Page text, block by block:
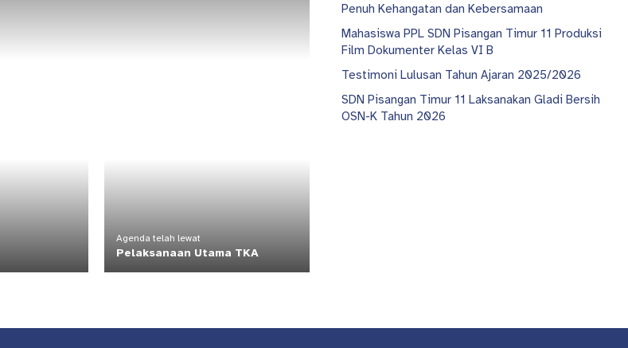
Agenda telah lewat
Pelaksanaan Utama TKA
Penuh Kehangatan dan Kebersamaan
Mahasiswa PPL SDN Pisangan Timur 11 Produksi
Film Dokumenter Kelas VI B
Testimoni Lulusan Tahun Ajaran 2025/2026
SDN Pisangan Timur 11 Laksanakan Gladi Bersih
OSN-K Tahun 2026